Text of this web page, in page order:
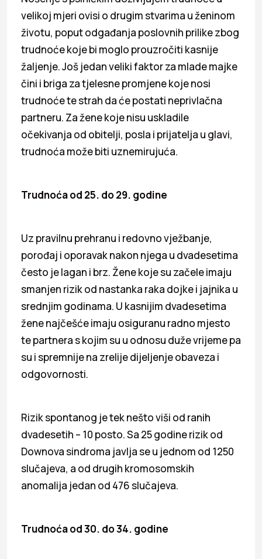
velikoj mjeri ovisi o drugim stvarima u ženinom
životu, poput odgađanja poslovnih prilike zbog
trudnoće koje bi moglo prouzročiti kasnije
žaljenje. Još jedan veliki faktor za mlade majke
čini i briga za tjelesne promjene koje nosi
trudnoće te strah da će postati neprivlačna
partneru. Za žene koje nisu uskladile
očekivanja od obitelji, posla i prijatelja u glavi,
trudnoća može biti uznemirujuća.
Trudnoća od 25. do 29. godine
Uz pravilnu prehranu i redovno vježbanje,
porođaj i oporavak nakon njega u dvadesetima
često je lagan i brz. Žene koje su začele imaju
smanjen rizik od nastanka raka dojke i jajnika u
srednjim godinama. U kasnijim dvadesetima
žene najčešće imaju osiguranu radno mjesto
te partnera s kojim su u odnosu duže vrijeme pa
su i spremnije na zrelije dijeljenje obaveza i
odgovornosti.
Rizik spontanog je tek nešto viši od ranih
dvadesetih – 10 posto. Sa 25 godine rizik od
Downova sindroma javlja se u jednom od 1250
slučajeva, a od drugih kromosomskih
anomalija jedan od 476 slučajeva.
Trudnoća od 30. do 34. godine